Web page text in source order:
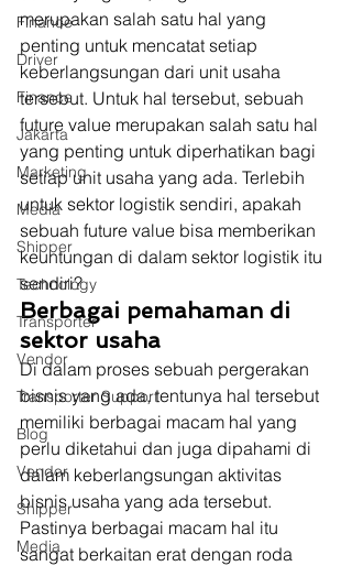
Finance
Driver
Finance
Jakarta
Marketing
Media
Shipper
Technology
Transporter
Vendor
Transporter Support
Blog
Vendor
Shipper
Media
merupakan salah satu hal yang
penting untuk mencatat setiap
keberlangsungan dari unit usaha
tersebut. Untuk hal tersebut, sebuah
future value merupakan salah satu hal
yang penting untuk diperhatikan bagi
setiap unit usaha yang ada. Terlebih
untuk sektor logistik sendiri, apakah
sebuah future value bisa memberikan
keuntungan di dalam sektor logistik itu
sendiri?
Berbagai pemahaman di
sektor usaha
Di dalam proses sebuah pergerakan
bisnis yang ada, tentunya hal tersebut
memiliki berbagai macam hal yang
perlu diketahui dan juga dipahami di
dalam keberlangsungan aktivitas
bisnis usaha yang ada tersebut.
Pastinya berbagai macam hal itu
sangat berkaitan erat dengan roda